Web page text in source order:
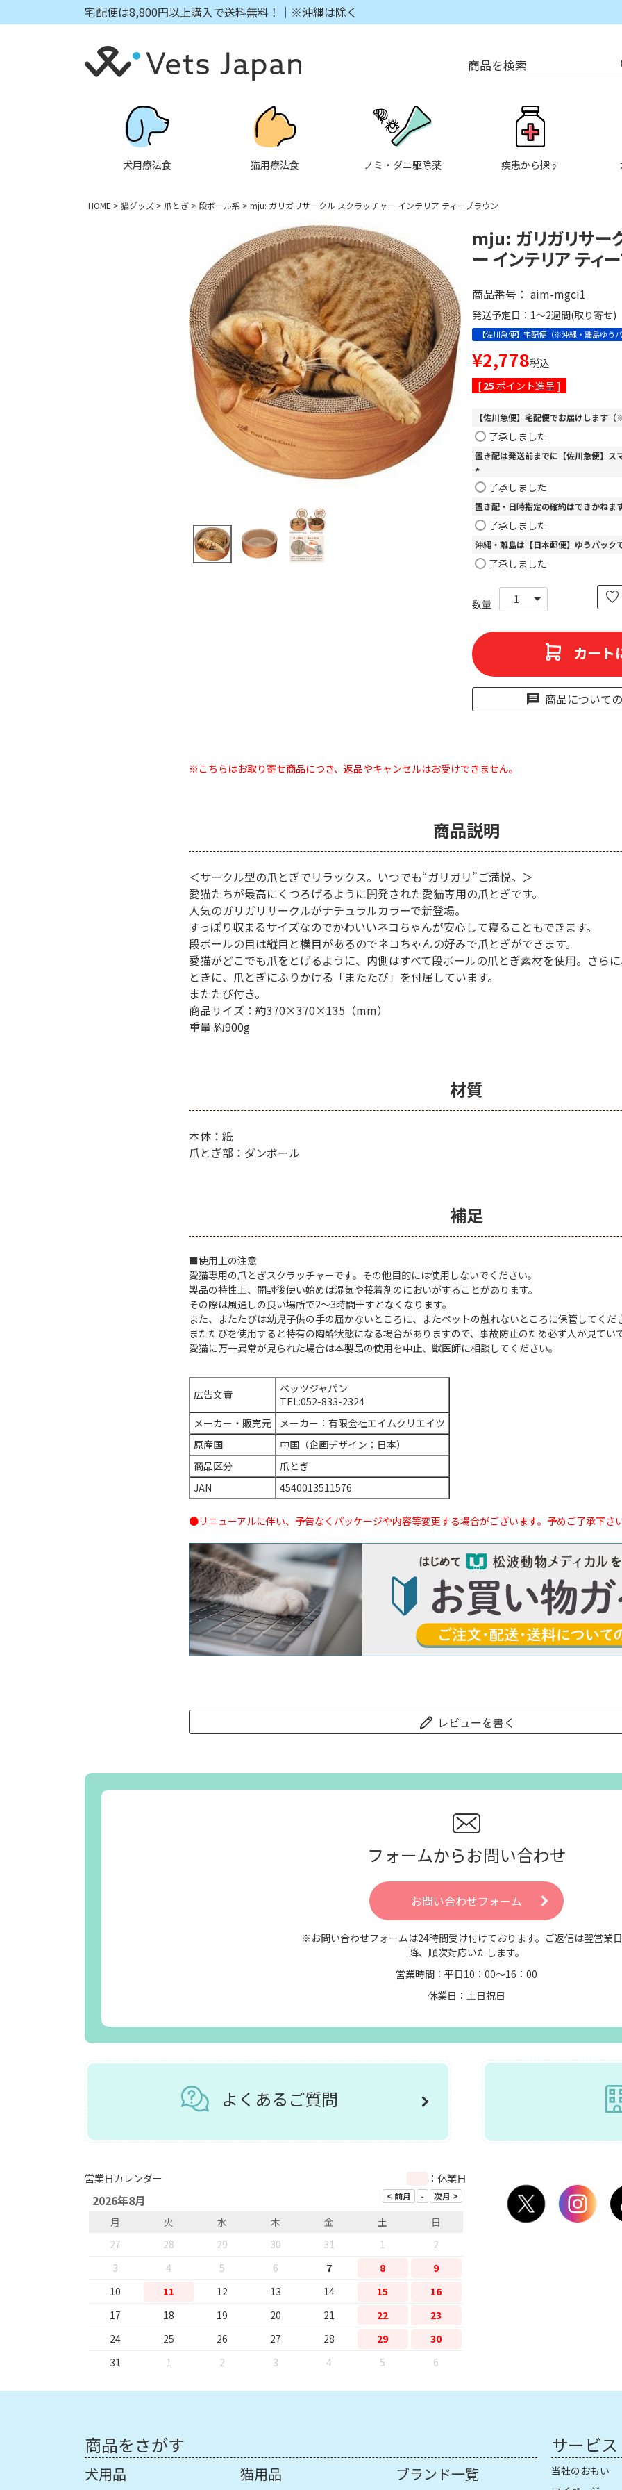
宅配便は8,800円以上購入で送料無料！｜※沖縄は除く
商品を検索
犬用療法食 猫用療法食 ノミ・ダニ駆除薬 疾患から探す
HOME 猫グッズ 爪とぎ 段ボール系 mju: ガリガリサークル スクラッチャー インテリア ティーブラウン
mju: ガリガリサー
ー インテリア ティ
商品番号 aim-mgci1
発送予定日：1～2週間(取り寄せ)
【佐川急便】宅配便（※沖縄・離島ゆうパ
¥2,778税込
[ 25 ポイント進呈 ]
【佐川急便】宅配便でお届けします
了承しました
置き配は発送前までに【佐川急便】ス
(
必
須
)
了承しました
置き配・日時指定の確約はできかねま
了承しました
沖縄・離島は【日本郵便】ゆうパック
了承しました
カート
商品について
※こちらはお取り寄せ商品につき、返品やキャンセルはお受けできません。
商品説明
＜サークル型の爪とぎでリラックス。いつでも“ガリガリ”ご満悦。＞
愛猫たちが最高にくつろげるように開発された愛猫専用の爪とぎです。
人気のガリガリサークルがナチュラルカラーで新登場。
すっぽり収まるサイズなのでかわいいネコちゃんが安心して寝ることもできます。
段ボールの目は縦目と横目があるのでネコちゃんの好みで爪とぎができます。
愛猫がどこでも爪をとげるように、内側はすべて段ボールの爪とぎ素材を使用。さら
ときに、爪とぎにふりかける「またたび」を付属しています。
またたび付き。
商品サイズ：約370×370×135（mm）
重量 約900g
材質
本体：紙
爪とぎ部：ダンボール
補足
■使用上の注意
愛猫専用の爪とぎスクラッチャーです。その他目的には使用しないでください。
製品の特性上、開封後使い始めは湿気や接着剤のにおいがすることがあります。
その際は風通しの良い場所で2～3時間干すとなくなります。
また、またたびは幼児子供の手の届かないところに、またペットの触れないところに保管してくだ
またたびを使用すると特有の陶酔状態になる場合がありますので、事故防止のため必ず人が見てい
愛猫に万一異常が見られた場合は本製品の使用を中止、獣医師に相談してください。
広告文責
ベッツジャパン
TEL:052-833-2324
メーカー・販売元
メーカー：有限会社エイムクリエイツ
原産国
中国（企画デザイン：日本）
商品区分
爪とぎ
JAN
4540013511576
●リニューアルに伴い、予告なくパッケージや内容等変更する場合がございます。予めご了承下さい
レビューを書く
フォームからお問い合わせ
お問い合わせフォーム
※お問い合わせフォームは24時間受け付けております。ご返信は翌営業
降、順次対応いたします。
営業時間：平日10：00～16：00
休業日：土日祝日
よくあるご質問
営業日カレンダー ：休業日
2026年8月
月 火 水 木 金 土
日
27
28 29 30 31 1
2
3
4 5 6 7 8
9
10
11 12 13 14 15
16
17
18 19 20 21 22
23
24
25 26 27 28 29
30
31
1 2 3 4 5 6
商品をさがす
犬用品 猫用品 ブランド一覧
サービス
当社のおもい